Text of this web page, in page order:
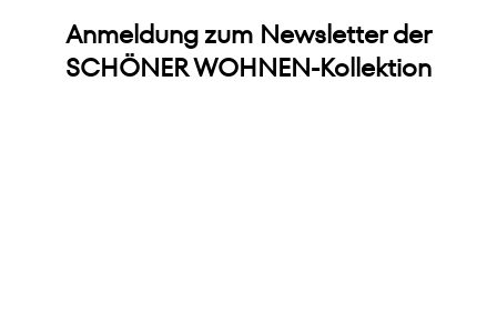
Anmeldung zum Newsletter der
SCHÖNER WOHNEN-Kollektion